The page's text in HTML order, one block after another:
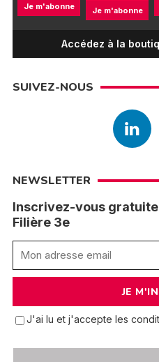
Je m'abonne Je m'abonne
Accédez à la
SUIVEZ-NOUS
NEWSLETTER
Inscrivez-vous
Filière 3e
J'ai lu et j'accepte les